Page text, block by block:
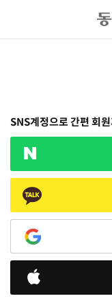
SNS계정으로 간편 회